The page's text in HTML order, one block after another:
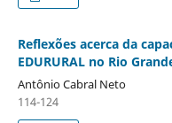
Reflexões acerca da
EDURURAL no Rio
Antônio Cabral Neto
114-124